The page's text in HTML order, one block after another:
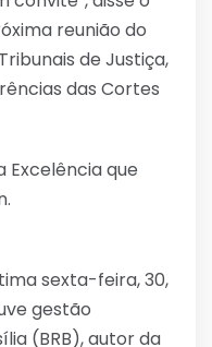
reunião do
de Justiça,
das Cortes
Excelência que
sexta-feira, 30,
gestão
(BRB), autor da